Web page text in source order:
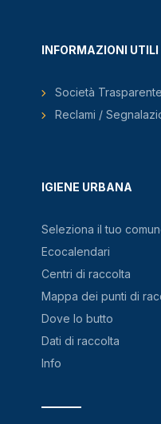
IGIENE URBANA
Seleziona il tuo
Ecocalendari
Centri di raccolta
Mappa dei punti di
Dove lo butto
Dati di raccolta
Info
INFORMAZIONI UTILI
Società Trasparente
Reclami /